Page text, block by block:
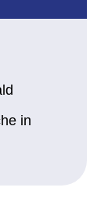
in